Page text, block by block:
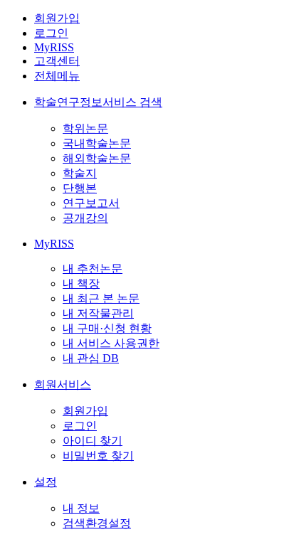
회원가입
로그인
MyRISS
고객센터
전체메뉴
학술연구정보서비스 검색
학위논문
국내학술논문
해외학술논문
학술지
단행본
연구보고서
공개강의
MyRISS
내 추천논문
내 책장
내 최근 본 논문
내 저작물관리
내 구매·신청 현황
내 서비스 사용권한
내 관심 DB
회원서비스
회원가입
로그인
아이디 찾기
비밀번호 찾기
설정
내 정보
검색환경설정